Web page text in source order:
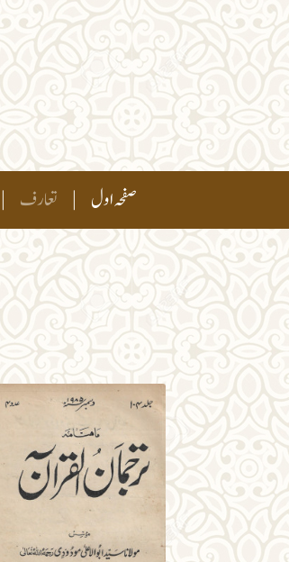
صفحہ اول | تعارف |